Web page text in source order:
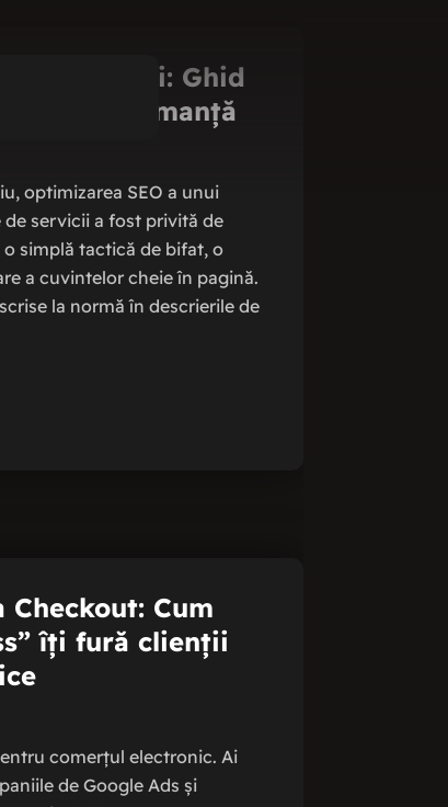
Update Mai: Ghid
& Performanță
optimizarea SEO a unui
servicii a fost privită de
simplă tactică de bifat, o
a cuvintelor cheie în pagină.
la normă în descrierile de
Cum
îți fură clienții
comerțul electronic. Ai
de Google Ads și